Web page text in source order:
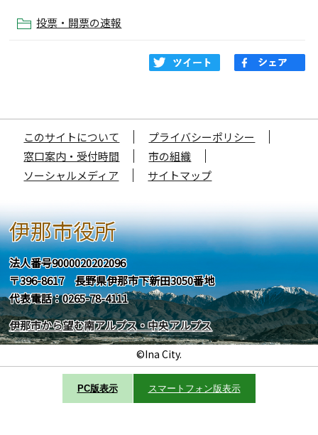
投票・開票の速報
このサイトについて
プライバシーポリシー
窓口案内・受付時間
市の組織
ソーシャルメディア
サイトマップ
伊那市役所
法人番号9000020202096
〒396-8617 長野県伊那市下新田3050番地
代表電話：0265-78-4111
伊那市から望む南アルプス・中央アルプス
©Ina City.
PC版表示 スマートフォン版表示